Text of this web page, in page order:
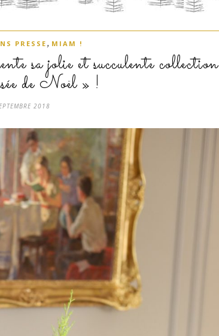
PRESSE, MIAM !
sa jolie et succulente collection
de Noël » !
2018